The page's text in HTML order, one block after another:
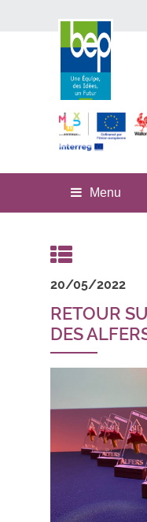
Menu
20/05/2022
RETOUR
DES